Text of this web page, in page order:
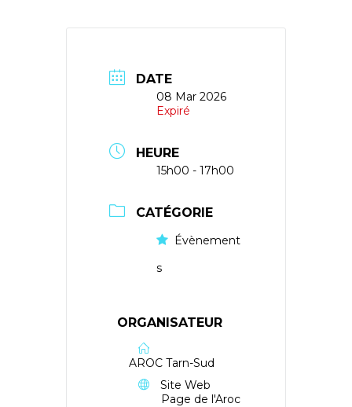
DATE
08 Mar 2026
Expiré
HEURE
15h00 - 17h00
CATÉGORIE
Évènement
s
ORGANISATEUR
AROC Tarn-Sud
Site Web
Page de l'Aroc